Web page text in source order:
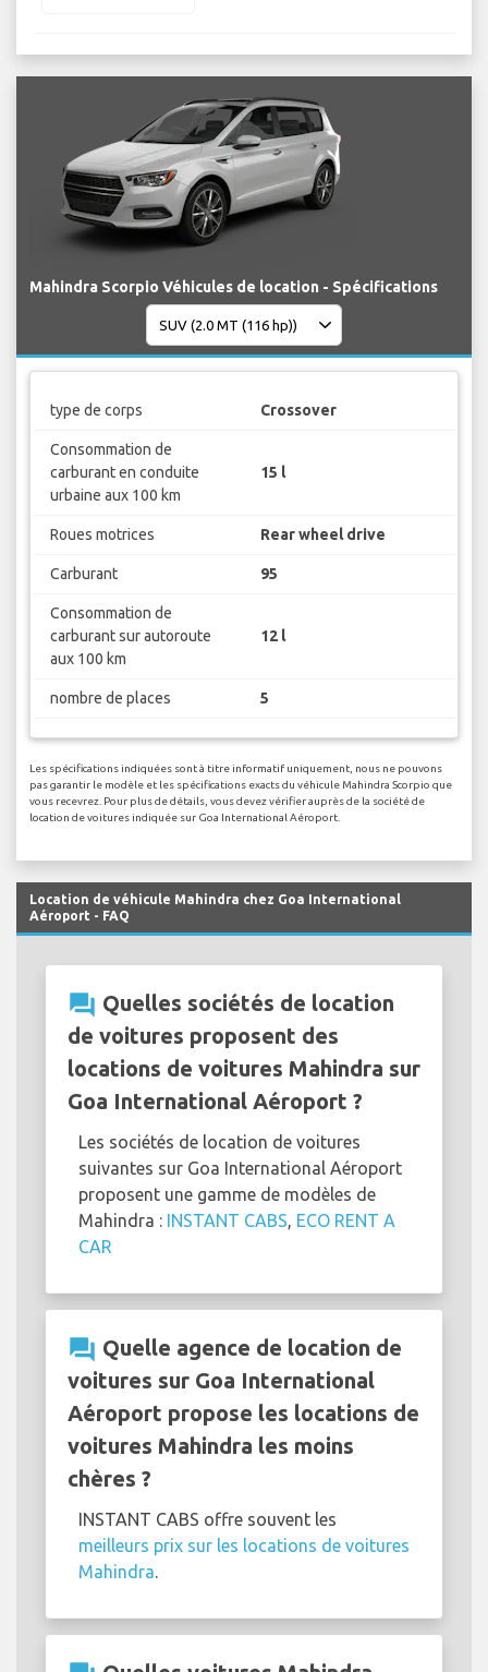
Mahindra Scorpio Véhicules de location - Spécifications
type de corps Crossover
Consommation de
carburant en conduite
urbaine aux 100 km
15 l
Roues motrices Rear wheel drive
Carburant 95
Consommation de
carburant sur autoroute
aux 100 km
12 l
nombre de places 5
Les spécifications indiquées sont à titre informatif uniquement, nous ne pouvons
pas garantir le modèle et les spécifications exacts du véhicule Mahindra Scorpio que
vous recevrez. Pour plus de détails, vous devez vérifier auprès de la société de
location de voitures indiquée sur Goa International Aéroport.
Location de véhicule Mahindra chez Goa International
Aéroport - FAQ
question_answer Quelles sociétés de location
de voitures proposent des
locations de voitures Mahindra sur
Goa International Aéroport ?
Les sociétés de location de voitures
suivantes sur Goa International Aéroport
proposent une gamme de modèles de
Mahindra : INSTANT CABS, ECO RENT A
CAR
question_answer Quelle agence de location de
voitures sur Goa International
Aéroport propose les locations de
voitures Mahindra les moins
chères ?
INSTANT CABS offre souvent les
meilleurs prix sur les locations de voitures
Mahindra.